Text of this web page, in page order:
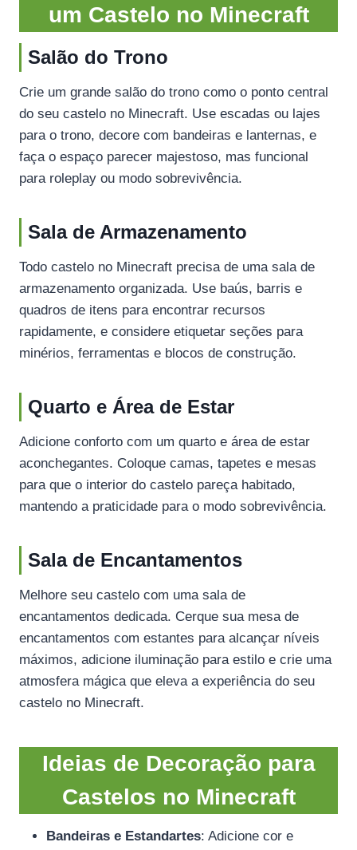
um Castelo no Minecraft
Salão do Trono
Crie um grande salão do trono como o ponto central
do seu castelo no Minecraft. Use escadas ou lajes
para o trono, decore com bandeiras e lanternas, e
faça o espaço parecer majestoso, mas funcional
para roleplay ou modo sobrevivência.
Sala de Armazenamento
Todo castelo no Minecraft precisa de uma sala de
armazenamento organizada. Use baús, barris e
quadros de itens para encontrar recursos
rapidamente, e considere etiquetar seções para
minérios, ferramentas e blocos de construção.
Quarto e Área de Estar
Adicione conforto com um quarto e área de estar
aconchegantes. Coloque camas, tapetes e mesas
para que o interior do castelo pareça habitado,
mantendo a praticidade para o modo sobrevivência.
Sala de Encantamentos
Melhore seu castelo com uma sala de
encantamentos dedicada. Cerque sua mesa de
encantamentos com estantes para alcançar níveis
máximos, adicione iluminação para estilo e crie uma
atmosfera mágica que eleva a experiência do seu
castelo no Minecraft.
Ideias de Decoração para
Castelos no Minecraft
Bandeiras e Estandartes: Adicione cor e